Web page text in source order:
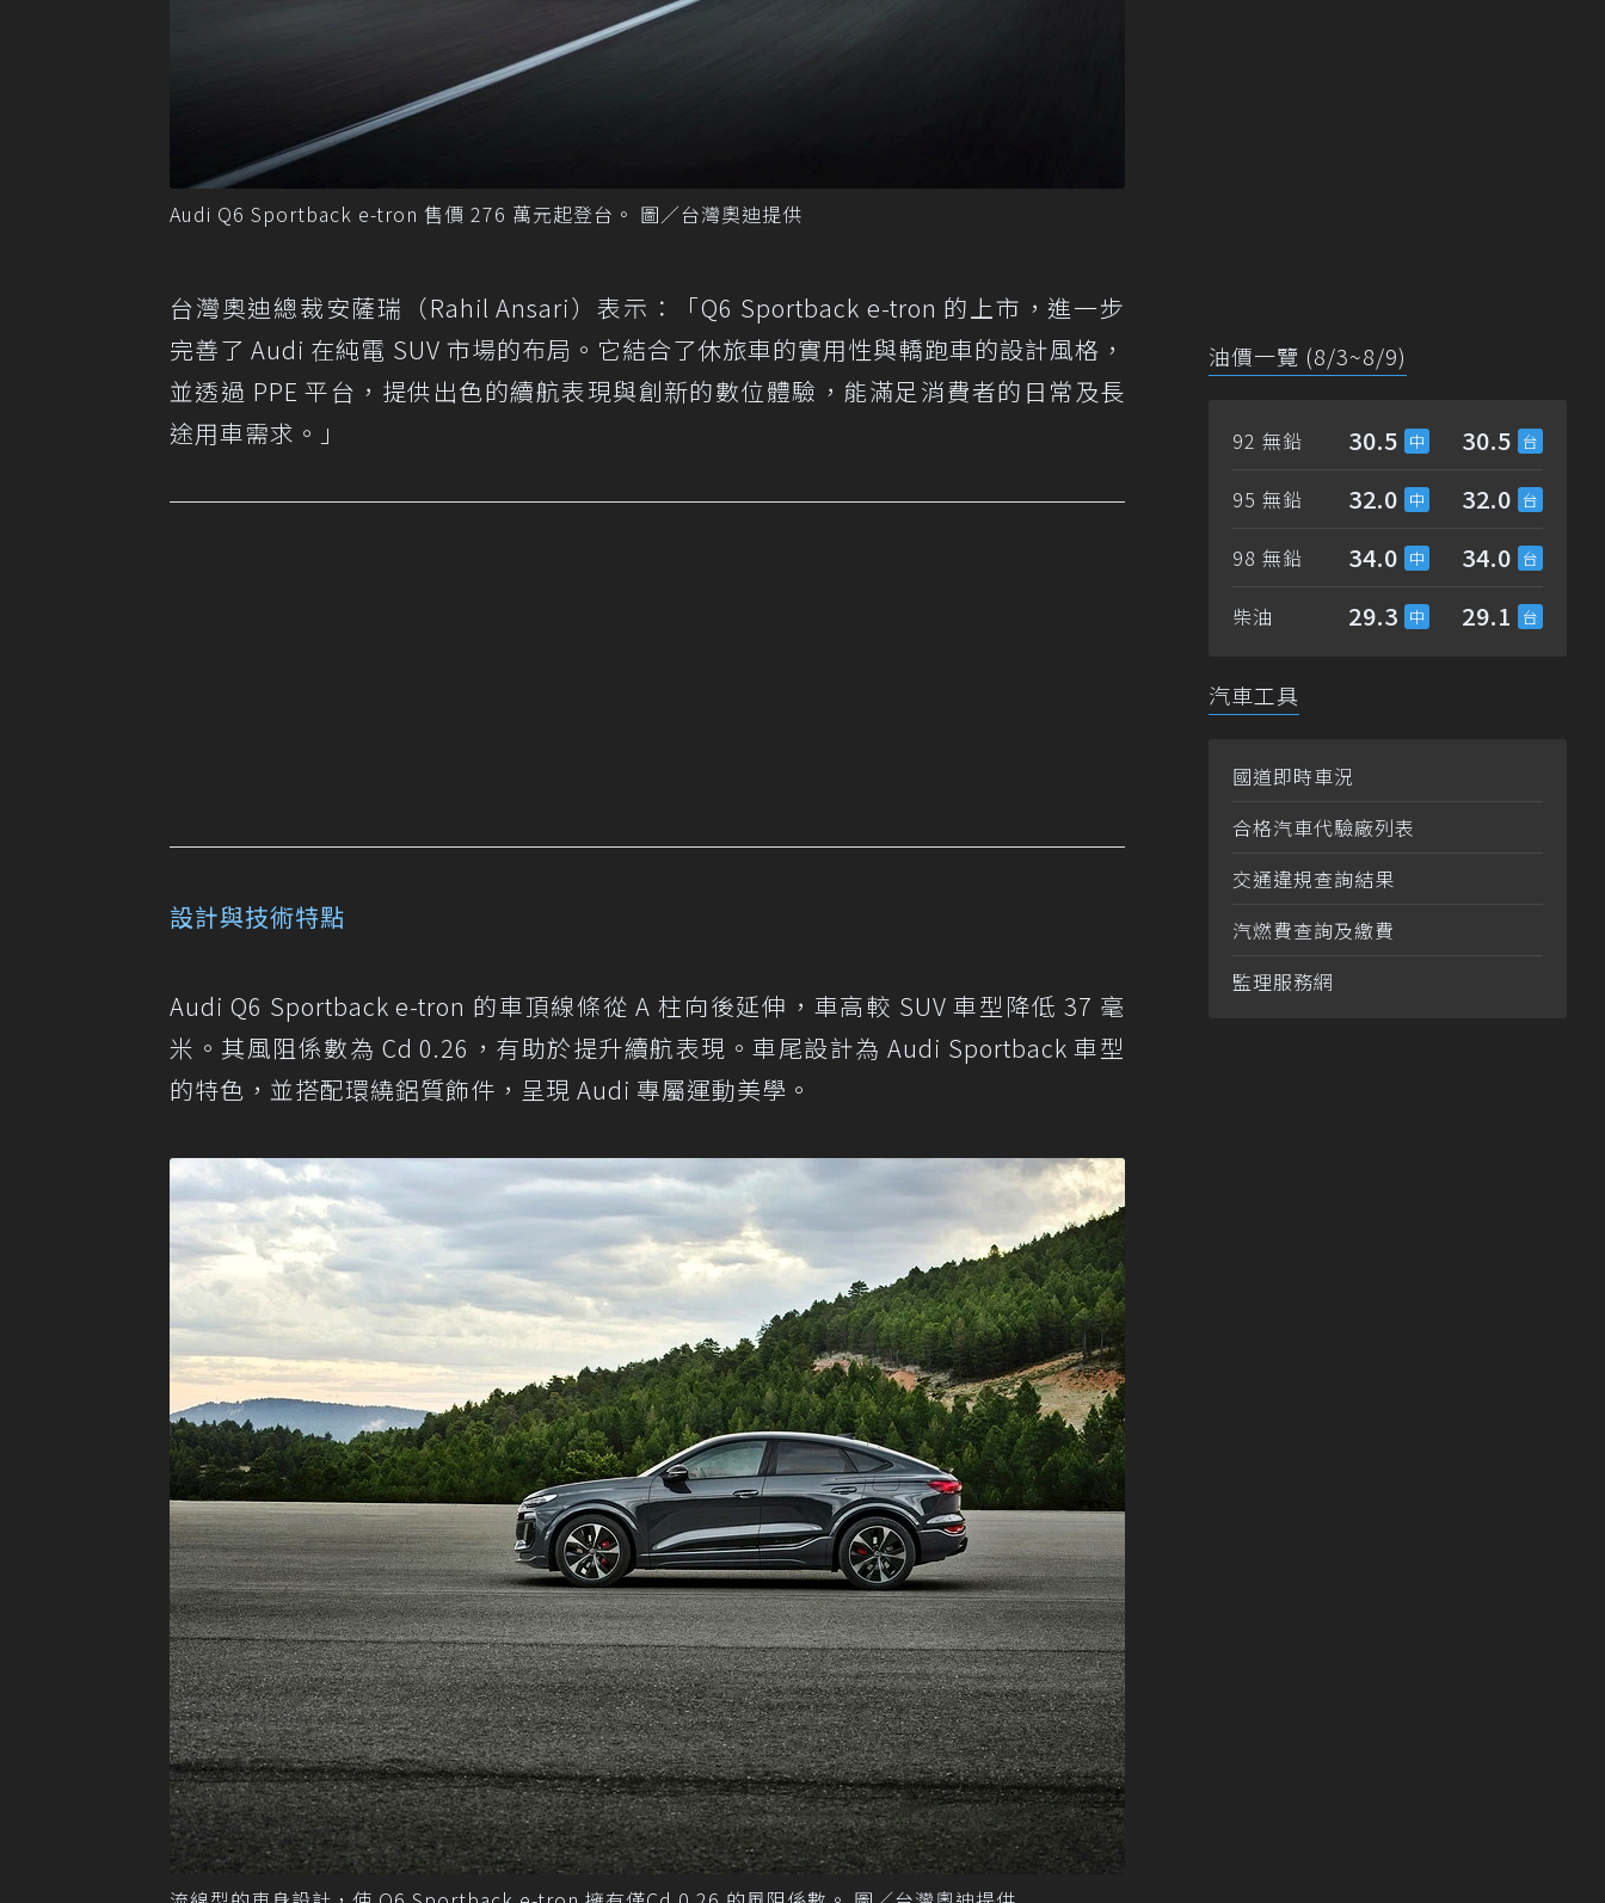
Audi Q6 Sportback e-tron 售價 276 萬元起登台。 圖／台灣奧迪提供
台灣奧迪總裁安薩瑞（Rahil Ansari）表示：「Q6 Sportback e-tron 的上市，進一步
完善了 Audi 在純電 SUV 市場的布局。它結合了休旅車的實用性與轎跑車的設計風格，
並透過 PPE 平台，提供出色的續航表現與創新的數位體驗，能滿足消費者的日常及長
途用車需求。」
設計與技術特點
Audi Q6 Sportback e-tron 的車頂線條從 A 柱向後延伸，車高較 SUV 車型降低 37 毫
米。其風阻係數為 Cd 0.26，有助於提升續航表現。車尾設計為 Audi Sportback 車型
的特色，並搭配環繞鋁質飾件，呈現 Audi 專屬運動美學。
油價一覽 (8/3~8/9)
92 無鉛 30.5 30.5
95 無鉛 32.0 32.0
98 無鉛 34.0 34.0
柴油 29.3 29.1
汽車工具
國道即時車況
合格汽車代驗廠列表
交通違規查詢結果
汽燃費查詢及繳費
監理服務網